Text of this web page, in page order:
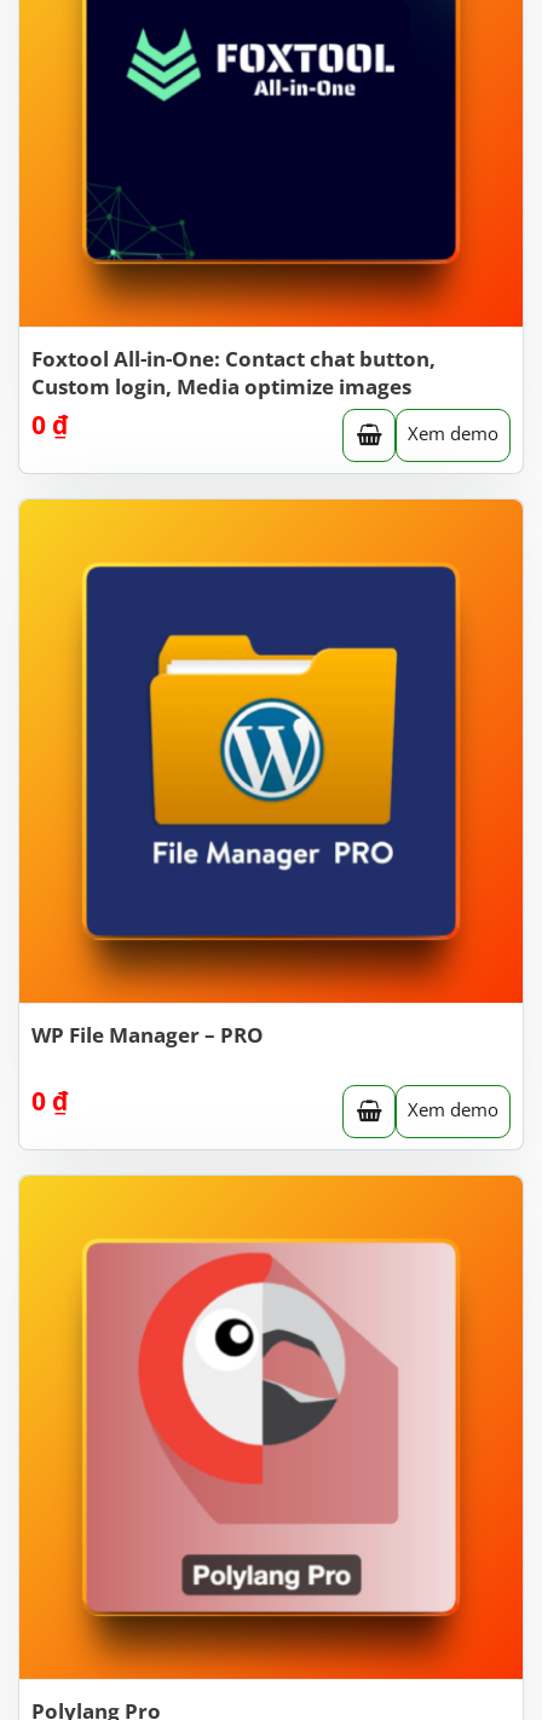
Foxtool All-in-One: Contact chat button,
Custom login, Media optimize images
0 ₫ Xem demo
WP File Manager – PRO
0 ₫ Xem demo
Polylang Pro